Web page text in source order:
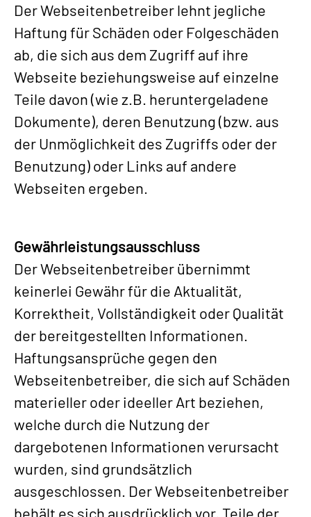
Der Webseitenbetreiber lehnt jegliche
Haftung für Schäden oder Folgeschäden
ab, die sich aus dem Zugriff auf ihre
Webseite beziehungsweise auf einzelne
Teile davon (wie z.B. heruntergeladene
Dokumente), deren Benutzung (bzw. aus
der Unmöglichkeit des Zugriffs oder der
Benutzung) oder Links auf andere
Webseiten ergeben.
Gewährleistungsausschluss
Der Webseitenbetreiber übernimmt
keinerlei Gewähr für die Aktualität,
Korrektheit, Vollständigkeit oder Qualität
der bereitgestellten Informationen.
Haftungsansprüche gegen den
Webseitenbetreiber, die sich auf Schäden
materieller oder ideeller Art beziehen,
welche durch die Nutzung der
dargebotenen Informationen verursacht
wurden, sind grundsätzlich
ausgeschlossen. Der Webseitenbetreiber
behält es sich ausdrücklich vor, Teile der